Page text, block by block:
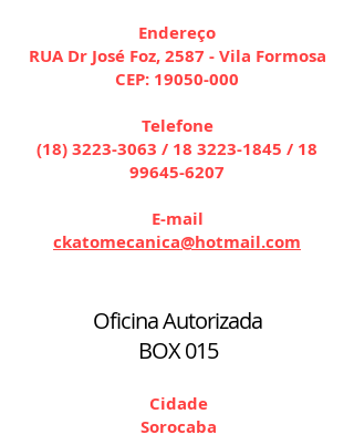
Endereço
RUA Dr José Foz, 2587 - Vila Formosa
CEP: 19050-000
Telefone
(18) 3223-3063 / 18 3223-1845 / 18
99645-6207
E-mail
ckatomecanica@hotmail.com
Oficina Autorizada
BOX 015
Cidade
Sorocaba